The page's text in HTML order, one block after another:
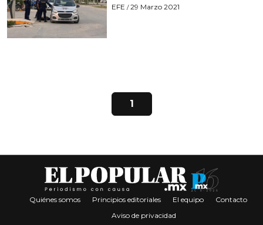
EFE /29 Marzo 2021
1
Quiénes somos Principios editoriales El equipo
Contacto
Aviso de privacidad